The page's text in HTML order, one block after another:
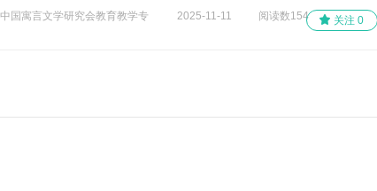
关注 0
中国寓言文学研究会教育教学专
2025-11-11 阅读数154